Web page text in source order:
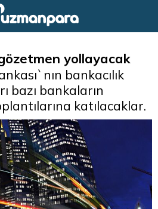
yollayacak
bankacılık
bazı bankaların
katılacaklar.